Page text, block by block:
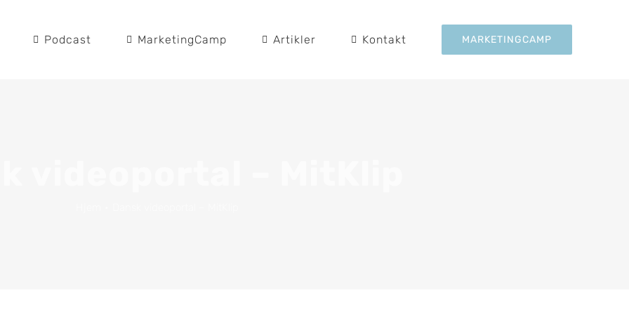
Podcast MarketingCamp Artikler Kontakt MARKETINGCAMP